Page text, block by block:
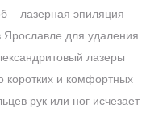
– лазерная эпиляция
Ярославле для удаления
лазеры
коротких и комфортных
рук или ног исчезает